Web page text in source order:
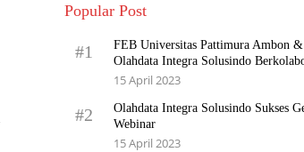
Popular Post
#1
FEB Universitas Pattimura Ambon
Olahdata Integra Solusindo
15 April 2023
#2
Olahdata Integra Solusindo Sukses
Webinar
15 April 2023